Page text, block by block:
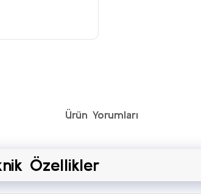
Ürün Yorumları
Özellikler